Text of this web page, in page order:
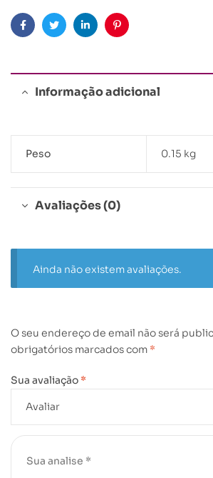
FacebookTwitterLinkedinPinterest
Informação adicional
Peso 0.15 kg
Avaliações (0)
Ainda não existem avaliações.
O seu endereço de email não será
obrigatórios marcados com *
Sua avaliação *